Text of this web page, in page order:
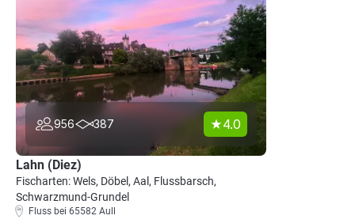
956 387 4.0
Lahn (Diez)
Fischarten: Wels, Döbel, Aal, Flussbarsch,
Schwarzmund-Grundel
Fluss bei 65582 Aull